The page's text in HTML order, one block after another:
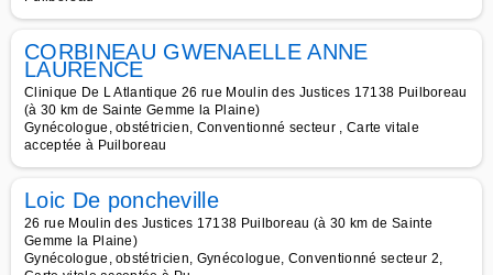
CORBINEAU GWENAELLE ANNE
LAURENCE
Clinique De L Atlantique 26 rue Moulin des Justices 17138 Puilboreau
(à 30 km de Sainte Gemme la Plaine)
Gynécologue, obstétricien, Conventionné secteur , Carte vitale
acceptée à Puilboreau
Loic De poncheville
26 rue Moulin des Justices 17138 Puilboreau (à 30 km de Sainte
Gemme la Plaine)
Gynécologue, obstétricien, Gynécologue, Conventionné secteur 2,